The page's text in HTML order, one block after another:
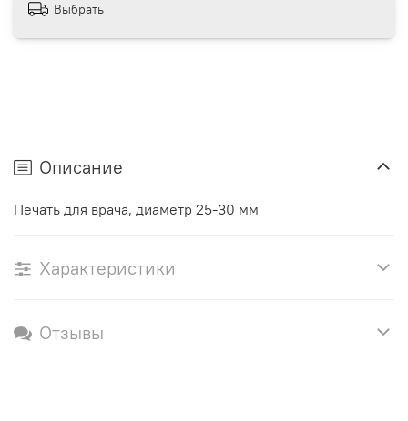
Выбрать
Описание
Печать для врача, диаметр 25-30 мм
Характеристики
Отзывы